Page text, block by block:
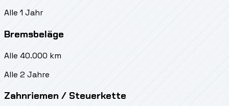
Alle 1 Jahr
Bremsbeläge
Alle 40.000 km
Alle 2 Jahre
Zahnriemen / Steuerkette